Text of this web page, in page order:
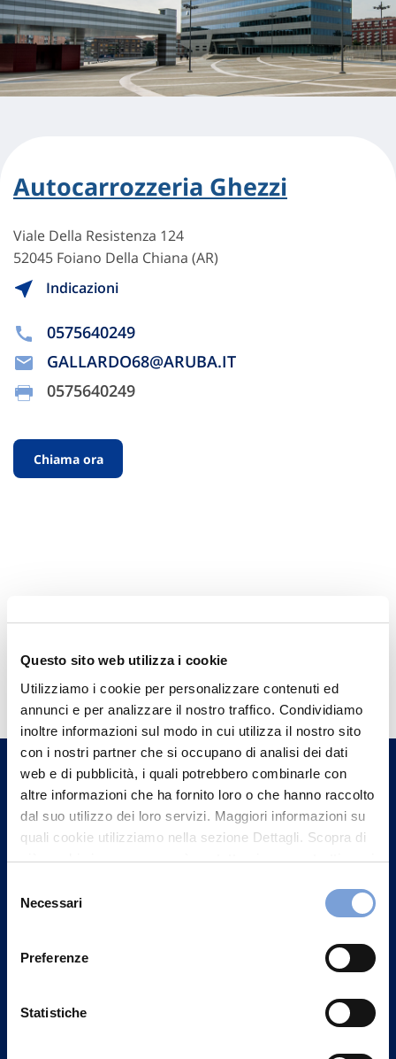
Questo sito web utilizza i cookie
Utilizziamo i cookie per personalizzare contenuti ed
annunci e per analizzare il nostro traffico. Condividiamo
inoltre informazioni sul modo in cui utilizza il nostro sito
con i nostri partner che si occupano di analisi dei dati
web e di pubblicità, i quali potrebbero combinarle con
altre informazioni che ha fornito loro o che hanno raccolto
dal suo utilizzo dei loro servizi. Maggiori informazioni su
quali cookie utilizziamo nella sezione Dettagli. Scopra di
più su chi siamo, come può contattarci e come trattiamo i
può trovare nel footer del sito nella sezione "Informativa
delNecessari
Preferenze
Statistiche
Autocarrozzeria Ghezzi
Viale Della Resistenza 124
52045 Foiano Della Chiana (AR)
Indicazioni
0575640249
GALLARDO68@ARUBA.IT
0575640249
Chiama ora
Hai bisogno di
informazioni?
Trova l'Agenzia più vicina a te e parla con
un nostro Agente.
Contattaci